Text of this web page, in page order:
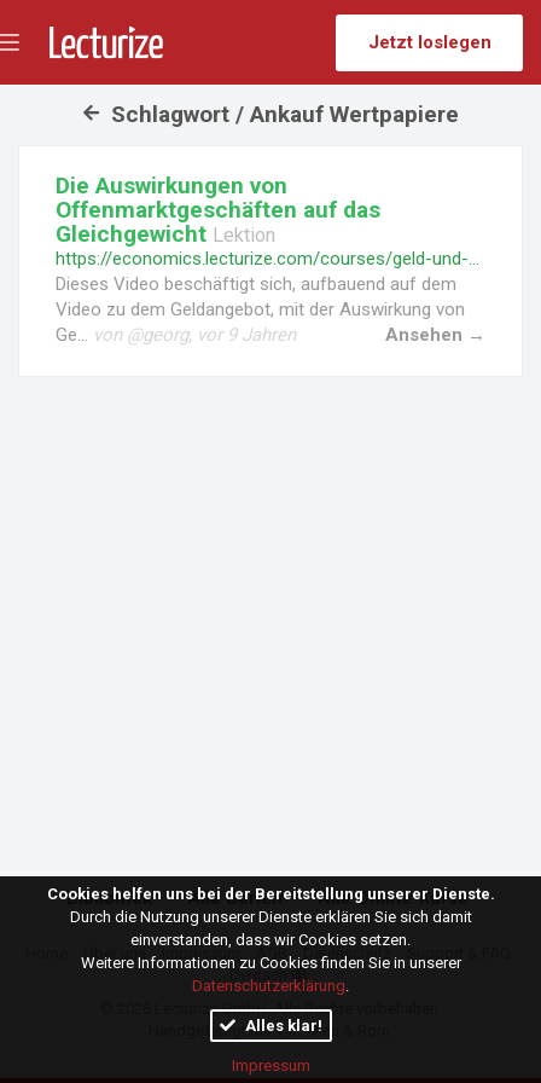
Jetzt loslegen
Schlagwort / Ankauf Wertpapiere
Die Auswirkungen von
Offenmarktgeschäften auf das
Gleichgewicht Lektion
https://economics.lecturize.com/courses/geld-und-finanzmaerkte/lessons/die-auswirkungen-von-offenmarktgeschaeften-auf-das-gleichgewicht
Dieses Video beschäftigt sich, aufbauend auf dem
Video zu dem Geldangebot, mit der Auswirkung von
Ge... von @georg, vor 9 Jahren Ansehen →
Bibliothek Alle Serien Alle Online-Kurse
Impressum Datenschutz
Deutsch
Lecturize GmbH. Alle Rechte vorbehalten.
Handgefertigt mit ♥ in Wien & Rom.
Cookies helfen uns bei der Bereitstellung unserer Dienste.
Durch die Nutzung unserer Dienste erklären Sie sich damit
einverstanden, dass wir Cookies setzen.
Weitere Informationen zu Cookies finden Sie in unserer
Datenschutzerklärung.
Alles klar!
Impressum